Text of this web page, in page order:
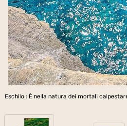
Eschilo : È nella natura dei mortali